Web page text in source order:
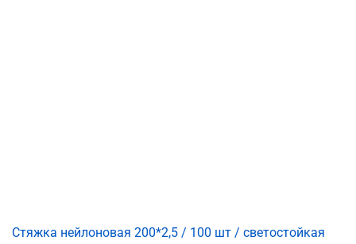
Стяжка нейлоновая 200*2,5 / 100 шт / светостойкая